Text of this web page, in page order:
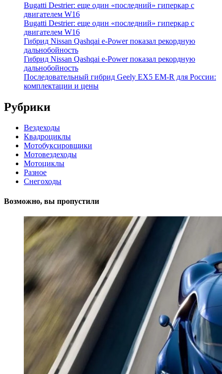
Bugatti Destrier: еще один «последний» гиперкар с
двигателем W16
Bugatti Destrier: еще один «последний» гиперкар с
двигателем W16
Гибрид Nissan Qashqai e-Power показал рекордную
дальнобойность
Гибрид Nissan Qashqai e-Power показал рекордную
дальнобойность
Последовательный гибрид Geely EX5 EM-R для России:
комплектации и цены
Рубрики
Вездеходы
Квадроциклы
Мотобуксировщики
Мотовездеходы
Мотоциклы
Разное
Снегоходы
Возможно, вы пропустили